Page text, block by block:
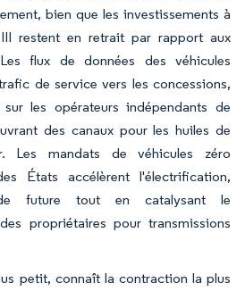
bien que les investissements à
restent en retrait par rapport aux
flux de données des véhicules
de service vers les concessions,
les opérateurs indépendants de
des canaux pour les huiles de
Les mandats de véhicules zéro
États accélèrent l'électrification,
future tout en catalysant le
propriétaires pour transmissions
petit, connaît la contraction la plus